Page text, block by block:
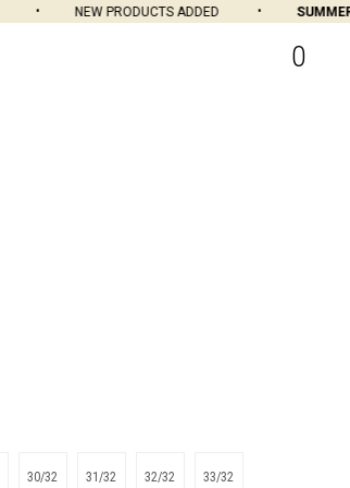
NEW PRODUCTS ADDED SUMMER
0
30/32 31/32 32/32 33/32